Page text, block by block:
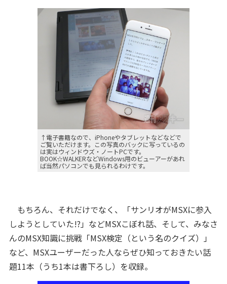
↑電子書籍なので、iPhoneやタブレットなどなどで
ご覧いただけます。この写真のバックに写っているの
は実はウィンドウズ・ノートPCです。
BOOK☆WALKERなどWindows用のビューアーがあれ
ば当然パソコンでも見られるわけです。
もちろん、それだけでなく、「サンリオがMSXに参入
しようとしていた!?」などMSXこぼれ話、そして、みなさ
んのMSX知識に挑戦「MSX検定（という名のクイズ）」
など、MSXユーザーだった人ならぜひ知っておきたい話
題11本（うち1本は書下ろし）を収録。